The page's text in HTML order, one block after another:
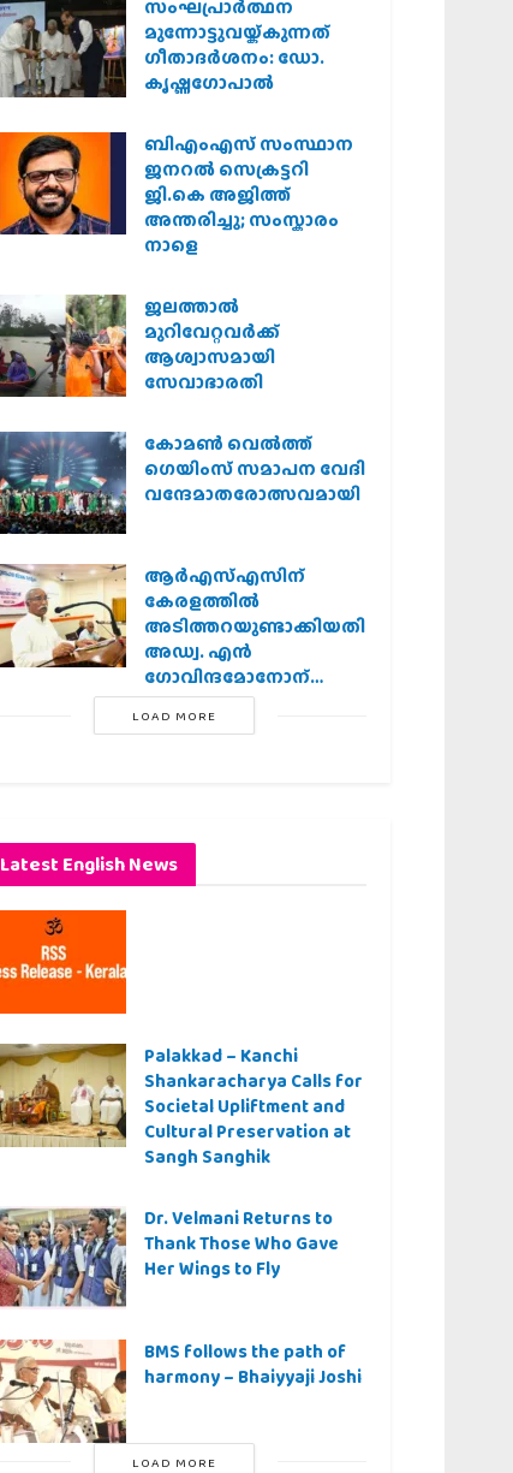
സംഘപ്രാര്‍ത്ഥന
മുന്നോട്ടുവയ്ക്കുന്നത്
ഗീതാദര്‍ശനം: ഡോ.
കൃഷ്ണഗോപാല്‍
ബിഎംഎസ് സംസ്ഥാന
ജനറൽ സെക്രട്ടറി
ജി.കെ അജിത്ത്
അന്തരിച്ചു; സംസ്കാരം
നാളെ
ജലത്താല്‍
മുറിവേറ്റവര്‍ക്ക്
ആശ്വാസമായി
സേവാഭാരതി
കോമൺ വെൽത്ത്
ഗെയിംസ് സമാപന വേദി
വന്ദേമാതരോത്സവമായി
ആര്‍എസ്എസിന്
കേരളത്തില്‍
അടിത്തറയുണ്ടാക്കിയതില്‍
അഡ്വ. എന്‍
ഗോവിന്ദമോനോന്
പ്രധാന പങ്ക് :എ.
ഗോപാലകൃഷ്ണന്‍
LOAD MORE
Latest English News
Palakkad – Kanchi
Shankaracharya Calls for
Societal Upliftment and
Cultural Preservation at
Sangh Sanghik
Dr. Velmani Returns to
Thank Those Who Gave
Her Wings to Fly
BMS follows the path of
harmony – Bhaiyyaji Joshi
LOAD MORE